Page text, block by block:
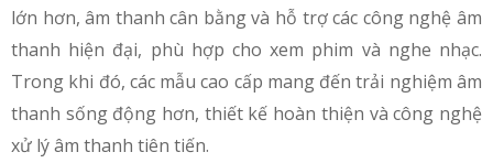
lớn hơn, âm thanh cân bằng và hỗ trợ các công nghệ âm
thanh hiện đại, phù hợp cho xem phim và nghe nhạc.
Trong khi đó, các mẫu cao cấp mang đến trải nghiệm âm
thanh sống động hơn, thiết kế hoàn thiện và công nghệ
xử lý âm thanh tiên tiến.